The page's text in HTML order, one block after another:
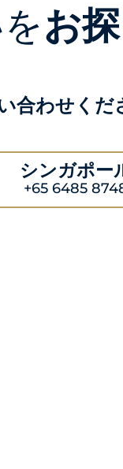
お
合わせくだ
シンガポー
+65 6485